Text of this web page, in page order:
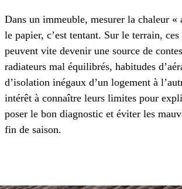
Dans un immeuble, mesurer la chaleur «
le papier, c’est tentant. Sur le terrain,
peuvent vite devenir une source de
radiateurs mal équilibrés, habitudes
d’isolation inégaux d’un logement à
intérêt à connaître leurs limites pour
poser le bon diagnostic et éviter les
fin de saison.